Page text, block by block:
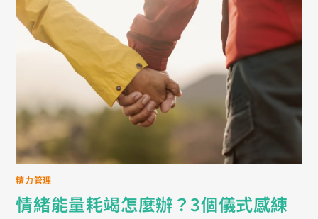
精力管理
情緒能量耗竭怎麼辦？3個儀式感練